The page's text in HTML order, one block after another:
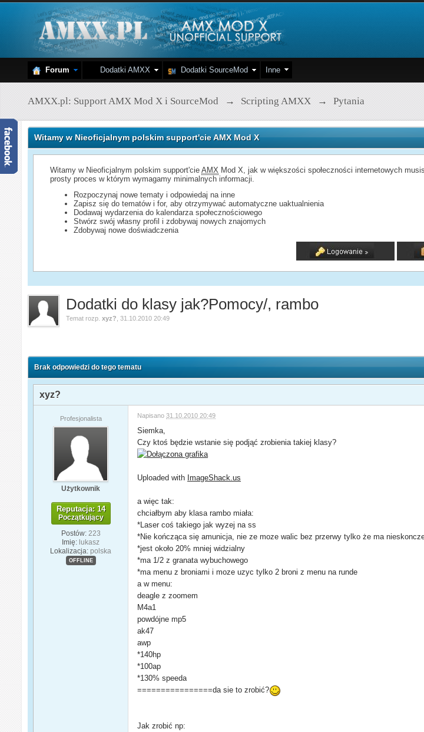
Forum Dodatki AMXX Dodatki SourceMod Inne
AMXX.pl: Support AMX Mod X i SourceMod → Scripting AMXX → Pytania
Witamy w Nieoficjalnym polskim support'cie AMX Mod X
Witamy w Nieoficjalnym polskim support'cieAMX Mod X, jak w większości społeczności internetowych
prosty proces w którym wymagamy minimalnych informacji.
Rozpoczynaj nowe tematy i odpowiedaj na inne
Zapisz się do tematów i for, aby otrzymywać automatyczne uaktualnienia
Dodawaj wydarzenia do kalendarza społecznościowego
Stwórz swój własny profil i zdobywaj nowych znajomych
Zdobywaj nowe doświadczenia
Dodatki do klasy jak?Pomocy/, rambo
Temat rozp.xyz? ,31.10.2010 20:49
Brak odpowiedzi do tego tematu
xyz?
Profesjonalista
Użytkownik
Reputacja: 14
Początkujący
Postów: 223
Imię: lukasz
Lokalizacja: polska
OFFLINE
Napisano31.10.2010 20:49
Siemka,
Czy ktoś będzie wstanie się podjąć zrobienia takiej klasy?
Uploaded with ImageShack.us
a więc tak:
chciałbym aby klasa rambo miała:
*Laser coś takiego jak wyzej na ss
*Nie kończąca się amunicja, nie ze moze walic bez przerwy tylko że ma
*jest około 20% mniej widzialny
*ma 1/2 z granata wybuchowego
*ma menu z broniami i moze uzyc tylko 2 broni z menu na runde
a w menu:
deagle z zoomem
M4a1
powdójne mp5
ak47
awp
*140hp
*100ap
*130% speeda
================da sie to zrobić?
Jak zrobić np: